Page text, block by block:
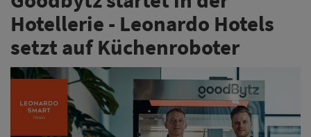
Hotellerie - Leonardo Hotels
setzt auf Küchenroboter